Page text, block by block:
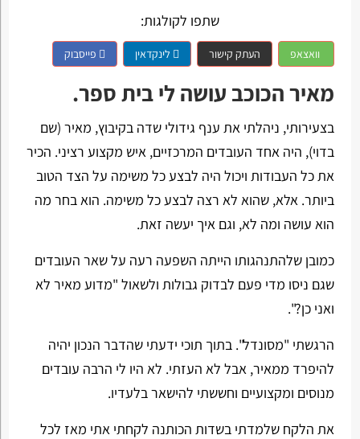
שתפו לקולגות:
וואצאפ העתק קישור לינקדאין פייסבוק
מאיר הכוכב עושה לי בית ספר.
בצעירותי, ניהלתי את ענף גידולי שדה בקיבוץ, מאיר (שם
בדוי), היה אחד העובדים המרכזיים, איש מקצוע רציני. הכיר
את כל העבודות ויכול היה לבצע כל משימה על הצד הטוב
ביותר. אלא, שהוא לא רצה לבצע כל משימה. הוא בחר מה
הוא עושה ומה לא, וגם איך יעשה זאת.
כמובן שלהתנהגותו הייתה השפעה רעה על שאר העובדים
שגם ניסו מדי פעם לבדוק גבולות ולשאול "מדוע מאיר לא
ואני כן?".
הרגשתי "מסונדל". בתוך תוכי ידעתי שהדבר הנכון יהיה
להיפרד ממאיר, אבל לא העזתי. לא היו לי הרבה עובדים
מנוסים ומקצועיים וחששתי להישאר בלעדיו.
את הלקח שלמדתי בשדות הכותנה לקחתי אתי מאז לכל